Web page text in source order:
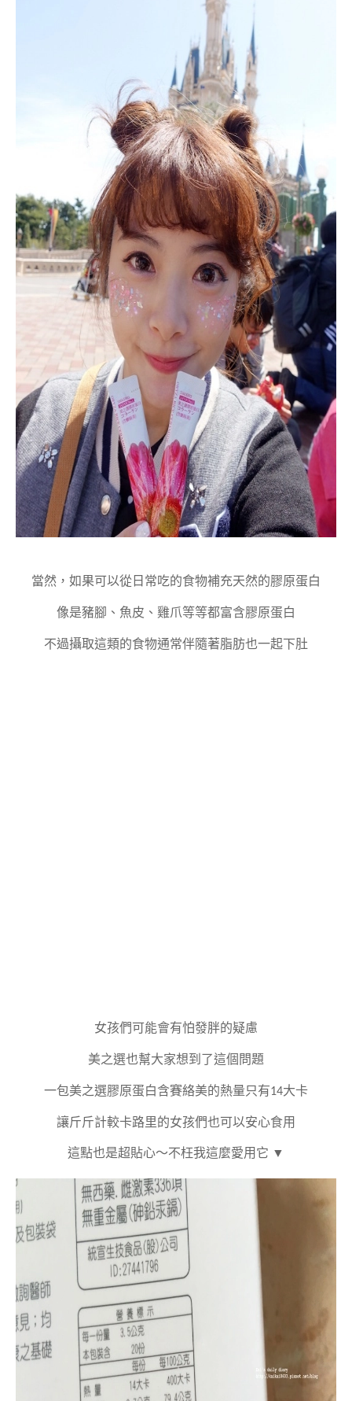
當然，如果可以從日常吃的食物補充天然的膠原蛋白
像是豬腳、魚皮、雞爪等等都富含膠原蛋白
不過攝取這類的食物通常伴隨著脂肪也一起下肚
女孩們可能會有怕發胖的疑慮
美之選也幫大家想到了這個問題
一包美之選膠原蛋白含賽絡美的熱量只有14大卡
讓斤斤計較卡路里的女孩們也可以安心食用
這點也是超貼心～不枉我這麼愛用它 ▼